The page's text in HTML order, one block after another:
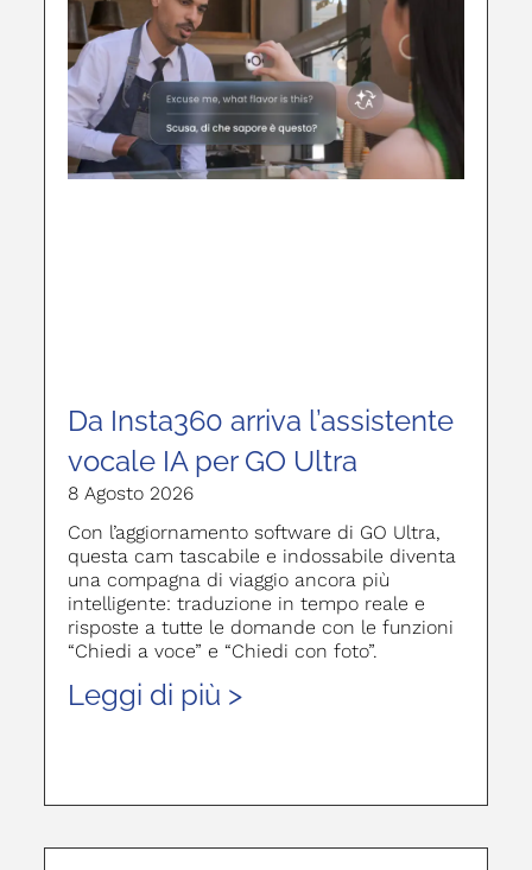
Da Insta360 arriva l’assistente
vocale IA per GO Ultra
8 Agosto 2026
Con l’aggiornamento software di GO Ultra,
questa cam tascabile e indossabile diventa
una compagna di viaggio ancora più
intelligente: traduzione in tempo reale e
risposte a tutte le domande con le funzioni
“Chiedi a voce” e “Chiedi con foto”.
Leggi di più >